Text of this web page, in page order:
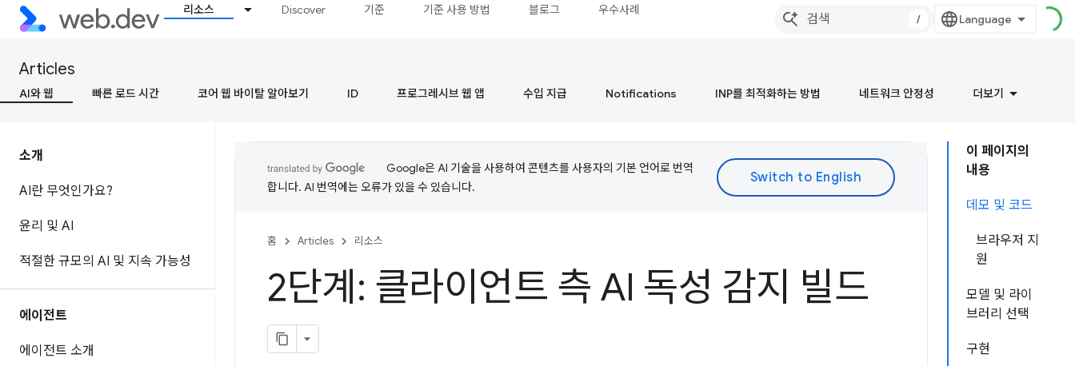
리소스 Discover 기준 기준 사용 방법 블로그 우수사례
/
Articles
AI와 웹 빠른 로드 시간 코어 웹 바이탈 알아보기 ID 프로그레시브 웹 앱 수입 지급 Notifications INP를 최적화하는 방법 네트워크 안정성 더보기
소개
AI란 무엇인가요?
윤리 및 AI
적절한 규모의 AI 및 지속 가능성
에이전트
에이전트 소개
이 페이지의
내용
데모 및 코드
브라우저 지
원
모델 및 라이
브러리 선택
구현
Google은 AI 기술을 사용하여 콘텐츠를 사용자의 기본 언어로 번역
합니다. AI 번역에는 오류가 있을 수 있습니다.
홈 Articles 리소스
2단계: 클라이언트 측 AI 독성 감지 빌드